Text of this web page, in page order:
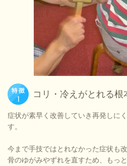
コリ・冷えがとれる根
症状が素早く改善していき再発しに
す。
今まで手技ではとれなかった症状も
骨のゆがみやずれを直すため、もっ